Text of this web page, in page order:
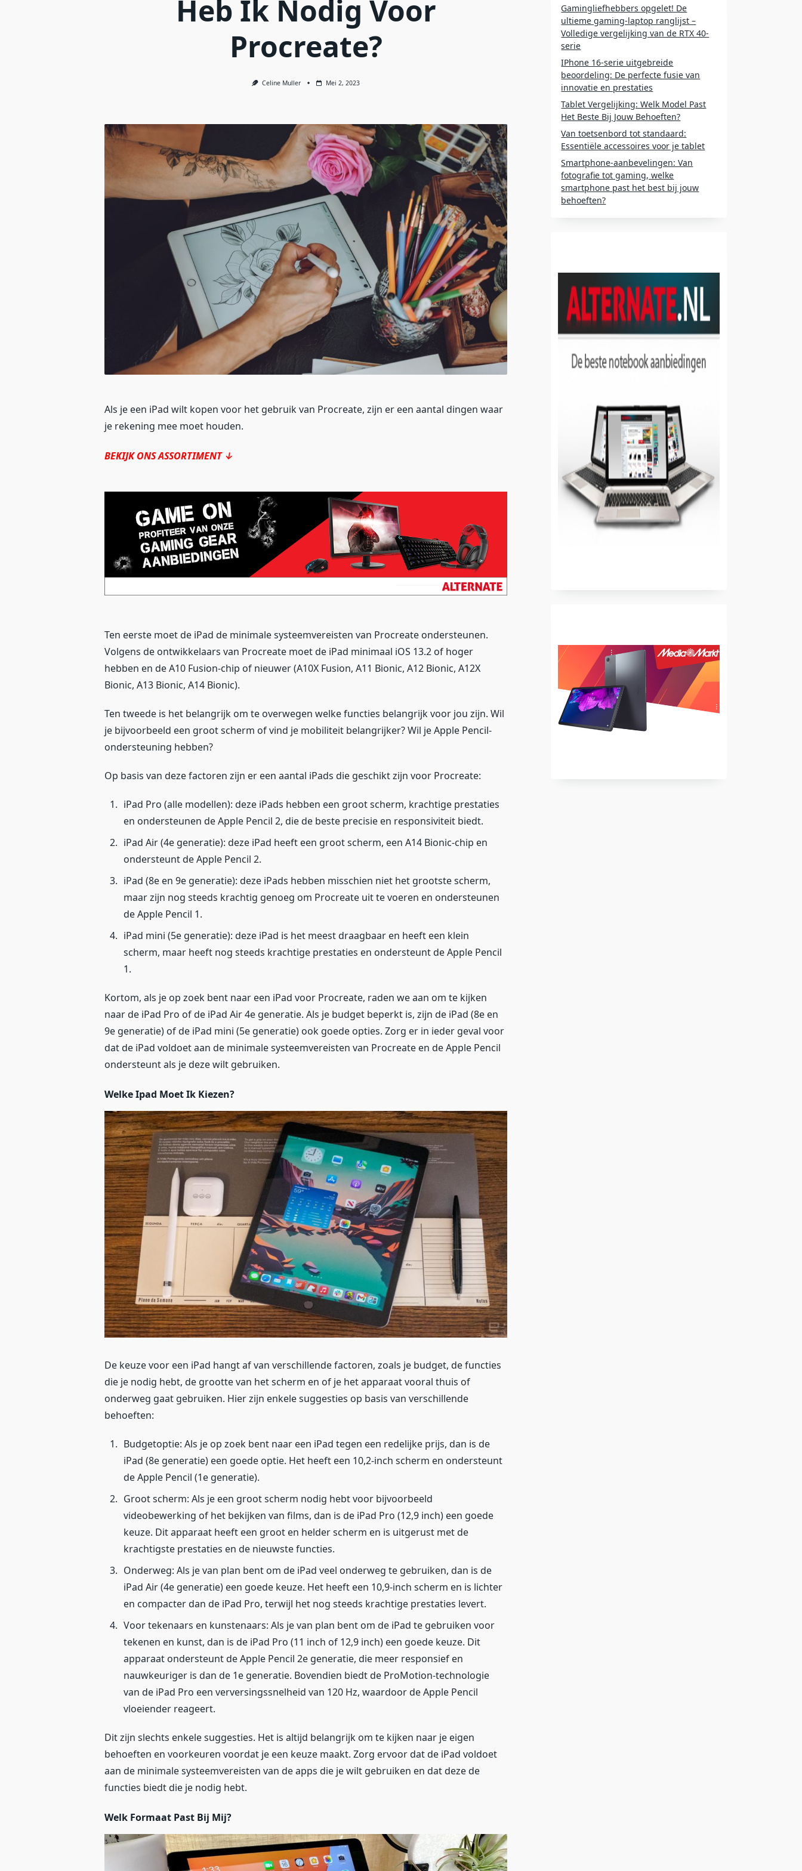
Heb Ik Nodig Voor
Procreate?
Celine Muller Mei 2, 2023
Als je een iPad wilt kopen voor het gebruik van Procreate, zijn er een aantal dingen waar
je rekening mee moet houden.
BEKIJK ONS ASSORTIMENT ↓
Ten eerste moet de iPad de minimale systeemvereisten van Procreate ondersteunen.
Volgens de ontwikkelaars van Procreate moet de iPad minimaal iOS 13.2 of hoger
hebben en de A10 Fusion-chip of nieuwer (A10X Fusion, A11 Bionic, A12 Bionic, A12X
Bionic, A13 Bionic, A14 Bionic).
Ten tweede is het belangrijk om te overwegen welke functies belangrijk voor jou zijn. Wil
je bijvoorbeeld een groot scherm of vind je mobiliteit belangrijker? Wil je Apple Pencil-
ondersteuning hebben?
Op basis van deze factoren zijn er een aantal iPads die geschikt zijn voor Procreate:
iPad Pro (alle modellen): deze iPads hebben een groot scherm, krachtige prestaties
en ondersteunen de Apple Pencil 2, die de beste precisie en responsiviteit biedt.
iPad Air (4e generatie): deze iPad heeft een groot scherm, een A14 Bionic-chip en
ondersteunt de Apple Pencil 2.
iPad (8e en 9e generatie): deze iPads hebben misschien niet het grootste scherm,
maar zijn nog steeds krachtig genoeg om Procreate uit te voeren en ondersteunen
de Apple Pencil 1.
iPad mini (5e generatie): deze iPad is het meest draagbaar en heeft een klein
scherm, maar heeft nog steeds krachtige prestaties en ondersteunt de Apple Pencil
1.
Kortom, als je op zoek bent naar een iPad voor Procreate, raden we aan om te kijken
naar de iPad Pro of de iPad Air 4e generatie. Als je budget beperkt is, zijn de iPad (8e en
9e generatie) of de iPad mini (5e generatie) ook goede opties. Zorg er in ieder geval voor
dat de iPad voldoet aan de minimale systeemvereisten van Procreate en de Apple Pencil
ondersteunt als je deze wilt gebruiken.
Welke Ipad Moet Ik Kiezen?
De keuze voor een iPad hangt af van verschillende factoren, zoals je budget, de functies
die je nodig hebt, de grootte van het scherm en of je het apparaat vooral thuis of
onderweg gaat gebruiken. Hier zijn enkele suggesties op basis van verschillende
behoeften:
Budgetoptie: Als je op zoek bent naar een iPad tegen een redelijke prijs, dan is de
iPad (8e generatie) een goede optie. Het heeft een 10,2-inch scherm en ondersteunt
de Apple Pencil (1e generatie).
Groot scherm: Als je een groot scherm nodig hebt voor bijvoorbeeld
videobewerking of het bekijken van films, dan is de iPad Pro (12,9 inch) een goede
keuze. Dit apparaat heeft een groot en helder scherm en is uitgerust met de
krachtigste prestaties en de nieuwste functies.
Onderweg: Als je van plan bent om de iPad veel onderweg te gebruiken, dan is de
iPad Air (4e generatie) een goede keuze. Het heeft een 10,9-inch scherm en is lichter
en compacter dan de iPad Pro, terwijl het nog steeds krachtige prestaties levert.
Voor tekenaars en kunstenaars: Als je van plan bent om de iPad te gebruiken voor
tekenen en kunst, dan is de iPad Pro (11 inch of 12,9 inch) een goede keuze. Dit
apparaat ondersteunt de Apple Pencil 2e generatie, die meer responsief en
nauwkeuriger is dan de 1e generatie. Bovendien biedt de ProMotion-technologie
van de iPad Pro een verversingssnelheid van 120 Hz, waardoor de Apple Pencil
vloeiender reageert.
Dit zijn slechts enkele suggesties. Het is altijd belangrijk om te kijken naar je eigen
behoeften en voorkeuren voordat je een keuze maakt. Zorg ervoor dat de iPad voldoet
aan de minimale systeemvereisten van de apps die je wilt gebruiken en dat deze de
functies biedt die je nodig hebt.
Welk Formaat Past Bij Mij?
Gamingliefhebbers opgelet! De
ultieme gaming-laptop ranglijst –
Volledige vergelijking van de RTX 40-
serie
IPhone 16-serie uitgebreide
beoordeling: De perfecte fusie van
innovatie en prestaties
Tablet Vergelijking: Welk Model Past
Het Beste Bij Jouw Behoeften?
Van toetsenbord tot standaard:
Essentiële accessoires voor je tablet
Smartphone-aanbevelingen: Van
fotografie tot gaming, welke
smartphone past het best bij jouw
behoeften?